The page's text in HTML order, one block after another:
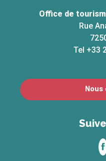
Office de
Rue
Tel +33